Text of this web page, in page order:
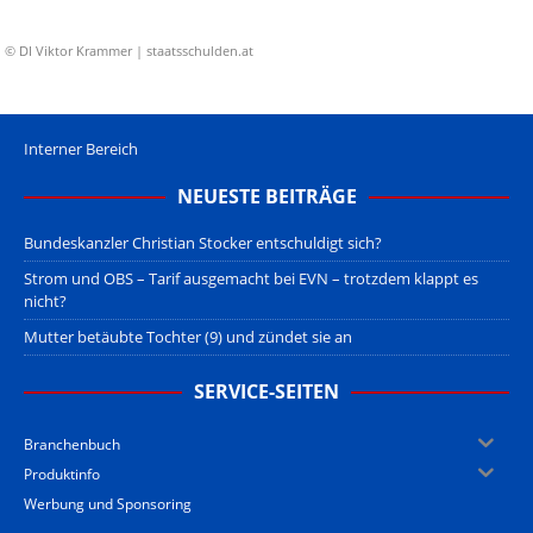
© DI Viktor Krammer | staatsschulden.at
Interner Bereich
NEUESTE BEITRÄGE
Bundeskanzler Christian Stocker entschuldigt sich?
Strom und OBS – Tarif ausgemacht bei EVN – trotzdem klappt es
nicht?
Mutter betäubte Tochter (9) und zündet sie an
SERVICE-SEITEN
Branchenbuch
Produktinfo
Werbung und Sponsoring